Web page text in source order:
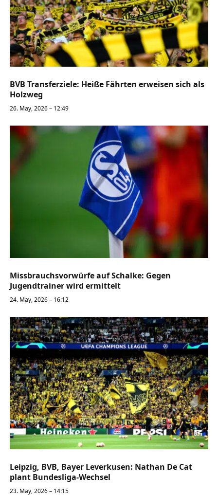
BVB Transferziele: Heiße Fährten erweisen sich als
Holzweg
26. May, 2026 – 12:49
Missbrauchsvorwürfe auf Schalke: Gegen
Jugendtrainer wird ermittelt
24. May, 2026 – 16:12
Leipzig, BVB, Bayer Leverkusen: Nathan De Cat
plant Bundesliga-Wechsel
23. May, 2026 – 14:15